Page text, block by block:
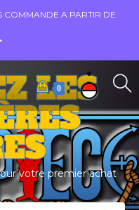
COMMANDE A PARTIR DE
0
LES
votre premier achat